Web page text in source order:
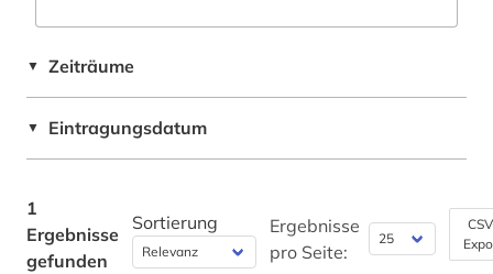
Wörterbuch, Enzyklopädie, Nachschlagwerk
Zeitung (0)
▼ Zeiträume
▼ Eintragungsdatum
1
Ergebnisse
gefunden
Sortierung
Ergebnisse
pro Seite: